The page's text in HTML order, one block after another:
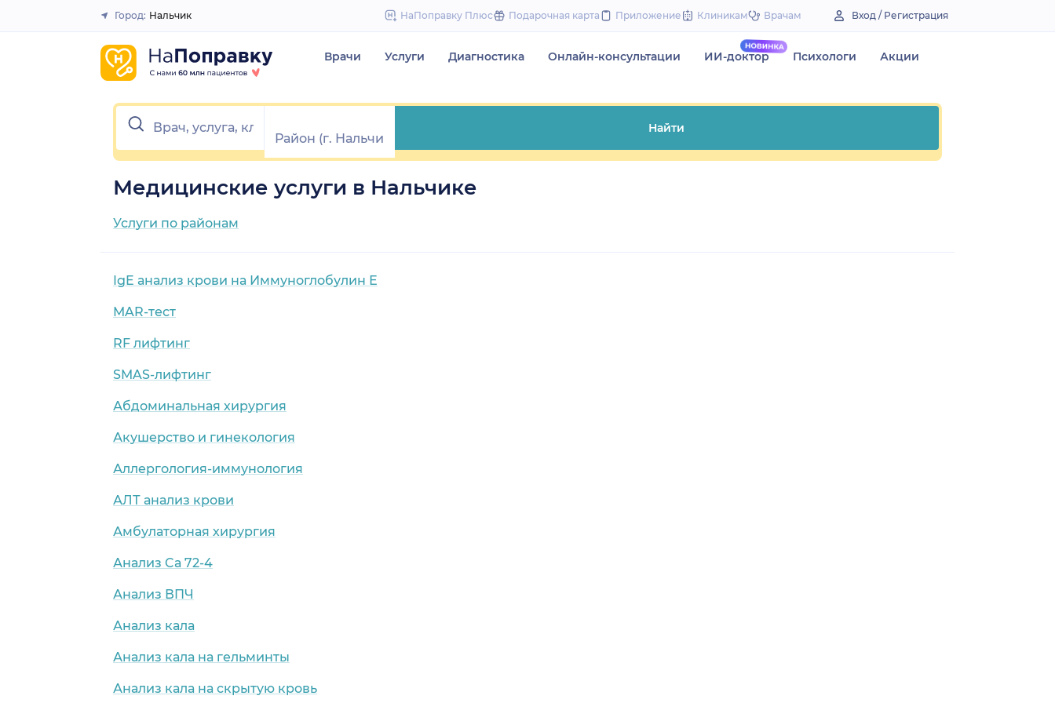
to
Закрыть
Город: Нальчик НаПоправку Плюс Подарочная карта Приложение Клиникам Врачам Вход / Регистрация
Врачи Услуги Диагностика Онлайн-консультации ИИ-доктор Психологи Акции
Найти
Медицинские услуги в Нальчике
Услуги по районам
IgE анализ крови на Иммуноглобулин Е
MAR-тест
RF лифтинг
SMAS-лифтинг
Абдоминальная хирургия
Акушерство и гинекология
Аллергология-иммунология
АЛТ анализ крови
Амбулаторная хирургия
Анализ Cа 72-4
Анализ ВПЧ
Анализ кала
Анализ кала на гельминты
Анализ кала на скрытую кровь